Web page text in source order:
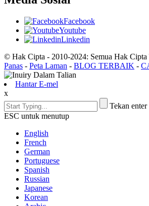
Facebook
Youtube
Linkedin
© Hak Cipta - 2010-2024: Semua Hak Cipta
Panas - Peta Laman - BLOG TERBAIK -
Hantar E-mel
x
Tekan
ESC untuk menutup
English
French
German
Portuguese
Spanish
Russian
Japanese
Korean